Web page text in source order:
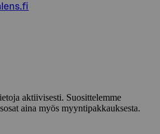
aktiivisesti. Suosittelemme
aina myös myyntipakkauksesta.